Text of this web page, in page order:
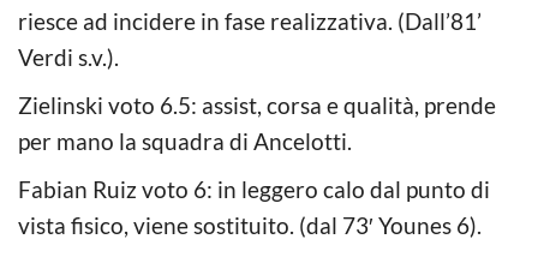
riesce ad incidere in fase realizzativa. (Dall’81’
Verdi s.v.).
Zielinski voto 6.5: assist, corsa e qualità, prende
per mano la squadra di Ancelotti.
Fabian Ruiz voto 6: in leggero calo dal punto di
vista fisico, viene sostituito. (dal 73′ Younes 6).